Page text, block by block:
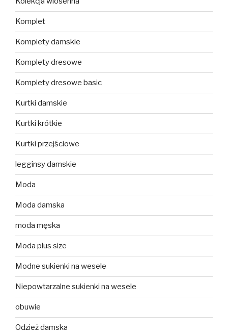
Komplet
Komplety damskie
Komplety dresowe
Komplety dresowe basic
Kurtki damskie
Kurtki krótkie
Kurtki przejściowe
legginsy damskie
Moda
Moda damska
moda męska
Moda plus size
Modne sukienki na wesele
Niepowtarzalne sukienki na wesele
obuwie
Odzież damska